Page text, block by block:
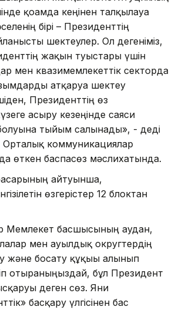
қоғамда кеңінен талқылауға
бірі – Президенттің
шектеулер. Ол дегеніміз,
жақын туыстары үшін
мен квазимемлекеттік секторда
атқаруға шектеу
Президенттің өз
асыру кезеңінде саяси
тыйым салынады», - деді
коммуникациялар
өткен баспасөз мәслихатында.
айтуынша,
өзгерістер 12 блоктан
Мемлекет басшысының аудан,
мен ауылдық округтердің
және босату құқығы алынып
отырғаныңыздай, бұл Президент
деген сөз. Яғни
басқару үлгісінен бас